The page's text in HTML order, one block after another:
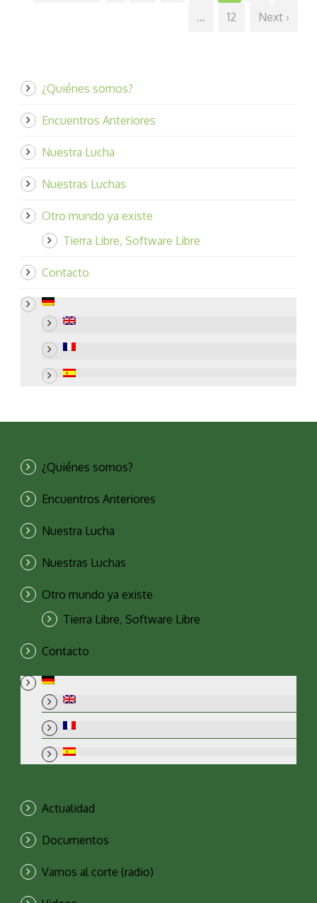
… 12 Next ›
¿Quiénes somos?
Encuentros Anteriores
Nuestra Lucha
Nuestras Luchas
Otro mundo ya existe
Tierra Libre, Software Libre
Contacto
¿Quiénes somos?
Encuentros Anteriores
Nuestra Lucha
Nuestras Luchas
Otro mundo ya existe
Tierra Libre, Software Libre
Contacto
Actualidad
Documentos
Vamos al corte (radio)